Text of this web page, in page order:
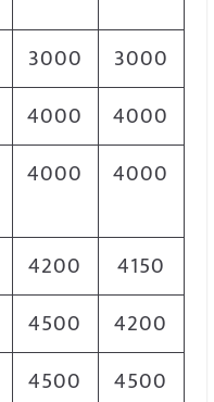
3000
3000
4000
4000
4000 4000
4200
4150
4500
4200
4500
4500